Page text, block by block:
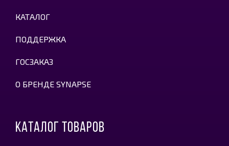
КАТАЛОГ
ПОДДЕРЖКА
ГОСЗАКАЗ
О БРЕНДЕ SYNAPSE
КАТАЛОГ ТОВАРОВ